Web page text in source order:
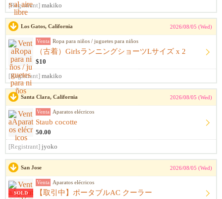
[Registrant] makiko
Los Gatos, California 2026/08/05 (Wed)
Venta Ropa para niños / juguetes para niños
（古着）GirlsランニングショーツLサイズ x 2
$10
[Registrant] makiko
Santa Clara, California 2026/08/05 (Wed)
Venta Aparatos elécricos
Staub cocotte
50.00
[Registrant] jyoko
San Jose 2026/08/05 (Wed)
SOLD
Venta Aparatos elécricos
【取引中】ポータブルAC クーラー